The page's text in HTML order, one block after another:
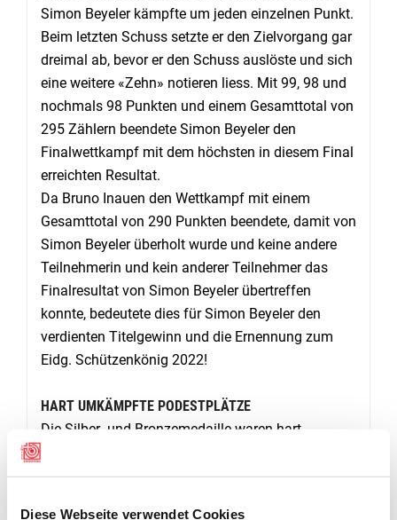
Diese Webseite verwendet Cookies
Simon Beyeler kämpfte um jeden einzelnen Punkt.
Beim letzten Schuss setzte er den Zielvorgang gar
dreimal ab, bevor er den Schuss auslöste und sich
eine weitere «Zehn» notieren liess. Mit 99, 98 und
nochmals 98 Punkten und einem Gesamttotal von
295 Zählern beendete Simon Beyeler den
Finalwettkampf mit dem höchsten in diesem Final
erreichten Resultat.
Da Bruno Inauen den Wettkampf mit einem
Gesamttotal von 290 Punkten beendete, damit von
Simon Beyeler überholt wurde und keine andere
Teilnehmerin und kein anderer Teilnehmer das
Finalresultat von Simon Beyeler übertreffen
konnte, bedeutete dies für Simon Beyeler den
verdienten Titelgewinn und die Ernennung zum
Eidg. Schützenkönig 2022!
HART UMKÄMPFTE PODESTPLÄTZE
Die Silber- und Bronzemedaille waren hart
zahlreichen Zuschauer die Leistungen der